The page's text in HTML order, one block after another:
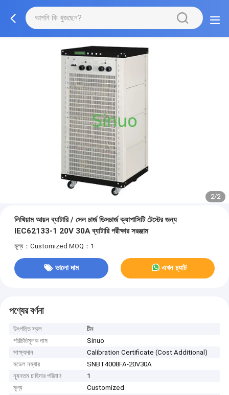
2/2
লিথিয়াম আয়ন ব্যাটারি / সেল চার্জ ডিসচার্জ ক্যাপাসিটি টেস্টের জন্য
IEC62133-1 20V 30A ব্যাটারি পরীক্ষার সরঞ্জাম
মূল্য：Customized MOQ：1
ভালো দাম এখন চ্যাট
পণ্যের বর্ণনা
উৎপত্তি স্থল
চীন
পরিচিতিমুলক নাম
Sinuo
সাক্ষ্যদান
Calibration Certificate (Cost Additional)
মডেল নম্বার
SNBT4008FA-20V30A
ন্যূনতম চাহিদার পরিমাণ
1
মূল্য
Customized